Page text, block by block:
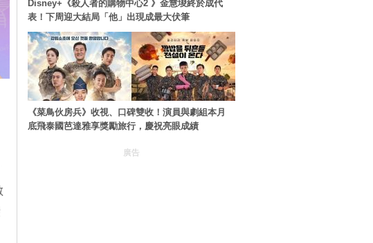
Disney+《殺人者的購物中心2 》金慧埈終於成代
表！下周迎大結局「他」出現成最大伏筆
《菜鳥伙房兵》收視、口碑雙收！演員與劇組本月
底飛泰國芭達雅享獎勵旅行，慶祝亮眼成績
廣告